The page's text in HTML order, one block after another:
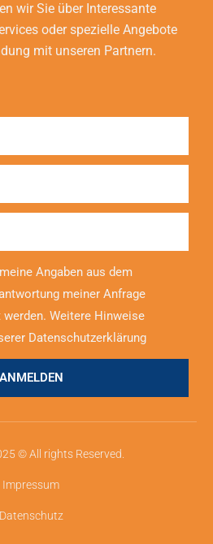
wir Sie über Interessante
oder spezielle Angebote
mit unseren Partnern.
Angaben aus dem
meiner Anfrage
Weitere Hinweise
Datenschutzerklärung
ANMELDEN
© All rights Reserved.
Impressum
Datenschutz